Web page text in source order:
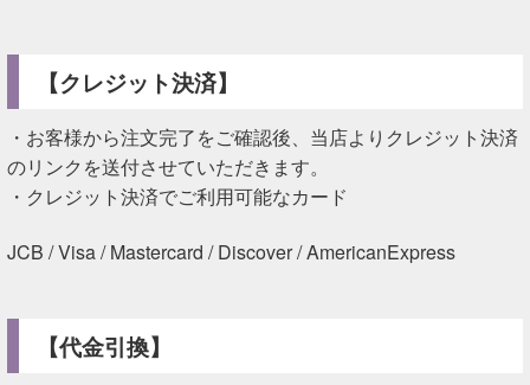
【クレジット決済】
・お客様から注文完了をご確認後、当店よりクレジット決済
のリンクを送付させていただきます。
・クレジット決済でご利用可能なカード
JCB / Visa / Mastercard / Discover / AmericanExpress
【代金引換】